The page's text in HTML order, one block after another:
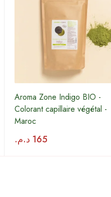
Aroma Zone Indigo BIO -
Colorant capillaire végétal -
Maroc
165 د.م.